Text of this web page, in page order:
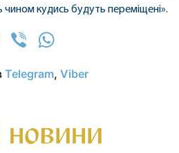
чином кудись будуть переміщені».
Telegram
Viber
Telegram, Viber
новини